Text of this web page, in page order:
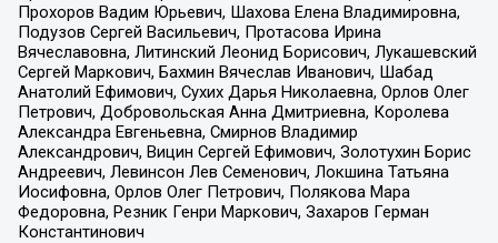
Прохоров Вадим Юрьевич, Шахова Елена Владимировна,
Подузов Сергей Васильевич, Протасова Ирина
Вячеславовна, Литинский Леонид Борисович, Лукашевский
Сергей Маркович, Бахмин Вячеслав Иванович, Шабад
Анатолий Ефимович, Сухих Дарья Николаевна, Орлов Олег
Петрович, Добровольская Анна Дмитриевна, Королева
Александра Евгеньевна, Смирнов Владимир
Александрович, Вицин Сергей Ефимович, Золотухин Борис
Андреевич, Левинсон Лев Семенович, Локшина Татьяна
Иосифовна, Орлов Олег Петрович, Полякова Мара
Федоровна, Резник Генри Маркович, Захаров Герман
Константинович